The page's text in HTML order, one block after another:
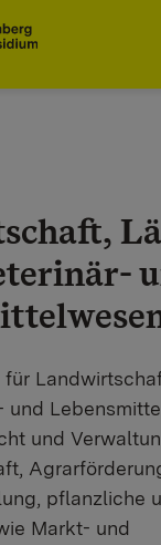
und
und
pflanzliche
Markt- und